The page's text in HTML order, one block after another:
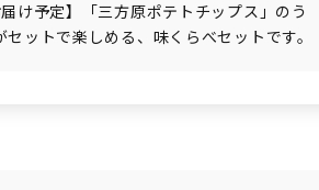
届け予定】「三方原ポテトチップス」のう
ットで楽しめる、味くらべセットです。